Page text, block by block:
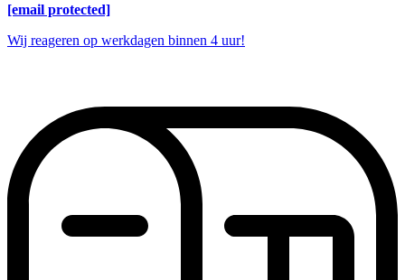
[email protected]
Wij reageren op werkdagen binnen 4 uur!